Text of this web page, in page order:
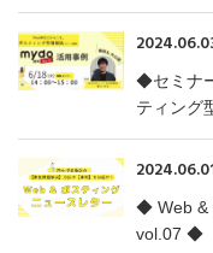
◆セミナ
ティング
◆ Web &
vol.07 ◆